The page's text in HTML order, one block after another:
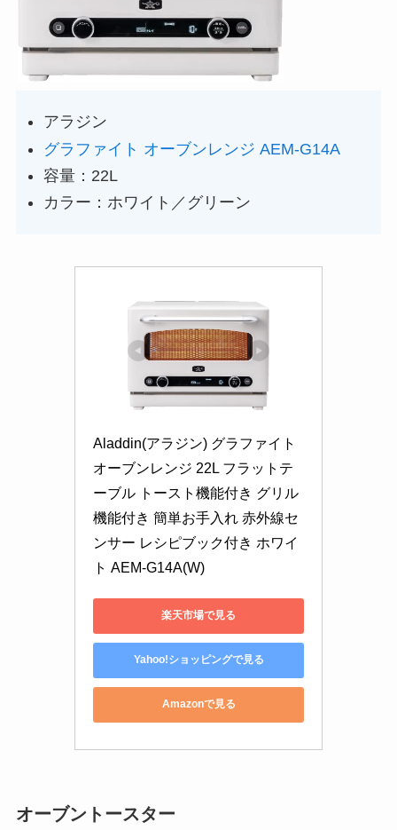
アラジン
グラファイト オーブンレンジ AEM-G14A
容量：22L
カラー：ホワイト／グリーン
Aladdin(アラジン) グラファイト
オーブンレンジ 22L フラットテ
ーブル トースト機能付き グリル
機能付き 簡単お手入れ 赤外線セ
ンサー レシピブック付き ホワイ
ト AEM-G14A(W)
楽天市場で見る
Yahoo!ショッピングで見る
Amazonで見る
オーブントースター